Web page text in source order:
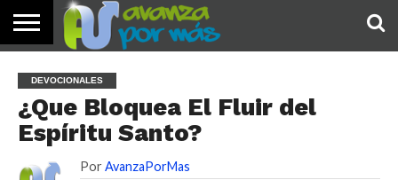
PALABRA
DE HOY
DEVOCIONALES
NOTICIAS
TESTIMONIOS
ORACIONES
SOBRE
NOSOTROS
IMÁGENES
DEVOCIONALES
¿Que Bloquea El Fluir del
Espíritu Santo?
Por AvanzaPorMas